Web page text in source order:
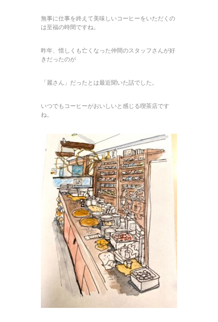
無事に仕事を終えて美味しいコーヒーをいただくの
は至福の時間ですね。
昨年、惜しくも亡くなった仲間のスタッフさんが好
きだったのが
「麗さん」だったとは最近聞いた話でした。
いつでもコーヒーがおいしいと感じる喫茶店です
ね。